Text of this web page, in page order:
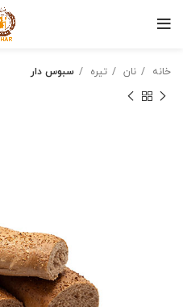
خانه نان تیره سبوس دار